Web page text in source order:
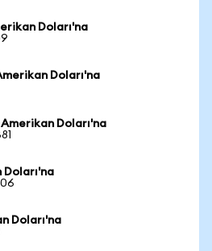
Doları'na
Doları'na
Doları'na
Doları'na
Doları'na